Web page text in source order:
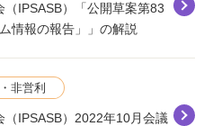
（IPSASB）「公開草案第83
情報の報告」」の解説
非営利
（IPSASB）2022年10月会議